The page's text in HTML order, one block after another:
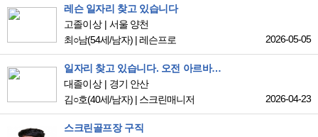
레슨 일자리 찾고 있습니다
고졸이상
서울 양천
최○남(54세/남자) |레슨프로 2026-05-05
일자리 찾고 있습니다. 오전 아르바이트 희망합니다
대졸이상
경기 안산
김○호(40세/남자) | 스크린매니저 2026-04-23
스크린골프장 구직